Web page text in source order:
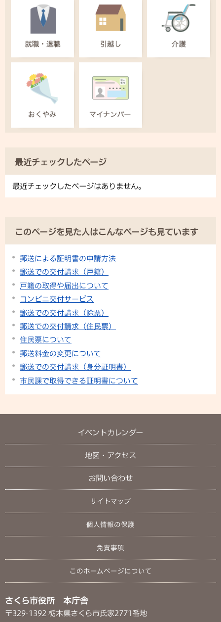
最近チェックしたページ
最近チェックしたページはありません。
このページを見た人はこんなページも見ています
郵送による証明書の申請方法
郵送での交付請求（戸籍）
戸籍の取得や届出について
コンビニ交付サービス
郵送での交付請求（除票）
郵送での交付請求（住民票）
住民票について
郵送料金の変更について
郵送での交付請求（身分証明書）
市民課で取得できる証明書について
イベントカレンダー
地図・アクセス
お問い合わせ
サイトマップ
個人情報の保護
免責事項
このホームページについて
さくら市役所 本庁舎
〒329-1392 栃木県さくら市氏家2771番地